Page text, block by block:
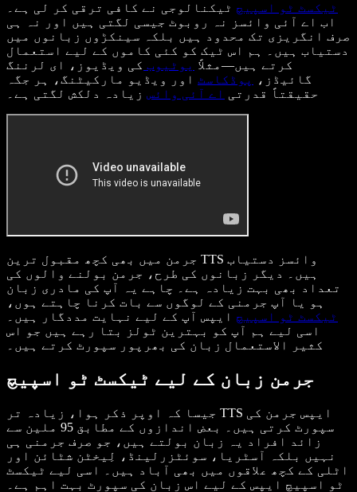
ٹیکسٹ ٹو اسپیچ ٹیکنالوجی نے کافی ترقی کر لی ہے۔
اب اے آئی وائسز نہ روبوٹ جیسی لگتی ہیں اور نہ ہی
صرف انگریزی تک محدود ہیں بلکہ سینکڑوں زبانوں میں
دستیاب ہیں۔ ہم اس ٹیک کو کئی کاموں کے لیے استعمال
کرتے ہیں—مثلاً یوٹیوب کی ویڈیوز، ای لرننگ
گائیڈز،
پوڈکاسٹ اور ویڈیو مارکیٹنگ، ہر جگہ
حقیقتاً قدرتی اے آئی وائس زیادہ دلکش لگتی ہے۔
جرمن میں بھی کچھ مقبول ترین TTS وائسز دستیاب
ہیں۔ دیگر زبانوں کی طرح، جرمن بولنے والوں کی
تعداد بھی بہت زیادہ ہے۔ چاہے یہ آپ کی مادری زبان
ہو یا آپ جرمنی کے لوگوں سے بات کرنا چاہتے ہوں،
ٹیکسٹ ٹو اسپیچ ایپس آپ کے لیے نہایت مددگار ہیں۔
اسی لیے ہم آپ کو بہترین ٹولز بتا رہے ہیں جو اس
کثیر الاستعمال زبان کی بھرپور سپورٹ کرتے ہیں۔
جرمن زبان کے لیے ٹیکسٹ ٹو اسپیچ
جیسا کہ اوپر ذکر ہوا، زیادہ تر TTS ایپس جرمن کی
سپورٹ کرتی ہیں۔ بعض اندازوں کے مطابق 95 ملین سے
زائد افراد یہ زبان بولتے ہیں، جو صرف جرمنی ہی
نہیں بلکہ آسٹریا، سوئٹزرلینڈ، لِيخٹن شٹائن اور
اٹلی کے کچھ علاقوں میں بھی آباد ہیں۔ اسی لیے ٹیکسٹ
ٹو اسپیچ ایپس کے لیے اس زبان کی سپورٹ بہت اہم ہے۔